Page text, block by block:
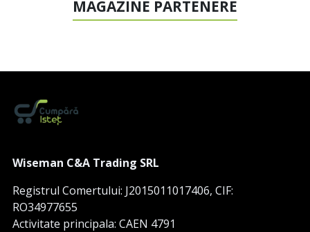
MAGAZINE PARTENERE
Wiseman C&A Trading SRL
Registrul Comertului: J2015011017406, CIF:
RO34977655
Activitate principala: CAEN 4791